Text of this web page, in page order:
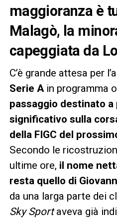
maggioranza è
Malagò, la
capeggiata da
C’è grande attesa per
Serie Ain programma
passaggio destinato a
significativo sulla
della FIGC del
Secondo le
ultime ore, il nome
resta quello di
da una larga parte dei
Sky Sportaveva già